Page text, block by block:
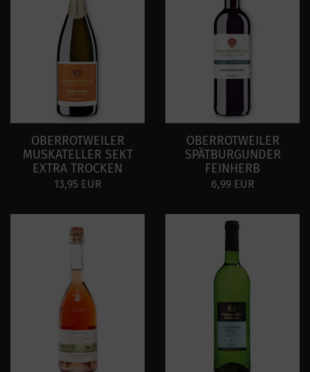
OBERROTWEILER
MUSKATELLER SEKT
EXTRA TROCKEN
13,95 EUR
OBERROTWEILER
SPÄTBURGUNDER
FEINHERB
6,99 EUR